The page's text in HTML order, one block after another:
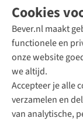
Cookies
Bever.nl maakt
functionele en
onze website
we altijd.
Accepteer je alle
verzamelen en
van analytische,
Direct advies
+31 (0)85
+31 6 12 28